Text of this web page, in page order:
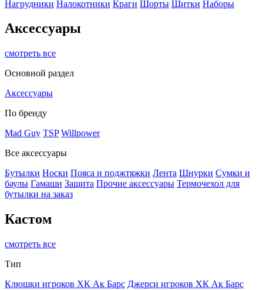
Нагрудники Налокотники Краги Шорты Щитки Наборы
Аксессуары
смотреть все
Основной раздел
Аксессуары
По бренду
Mad Guy TSP Willpower
Все аксессуары
Бутылки Носки Пояса и поджтяжки Лента Шнурки Сумки и
баулы Гамаши Защита Прочие аксессуары Термочехол для
бутылки на заказ
Кастом
смотреть все
Тип
Клюшки игроков ХК Ак Барс Джерси игроков ХК Ак Барс